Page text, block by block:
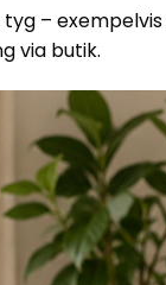
– exempelvis
via butik.